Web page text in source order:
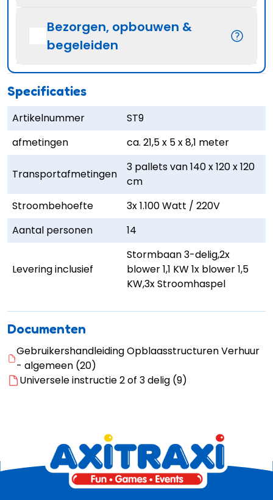
Bezorgen, opbouwen &
begeleiden
Specificaties
Artikelnummer
ST9
afmetingen
ca. 21,5 x 5 x 8,1 meter
Transportafmetingen
3 pallets van 140 x 120 x 120
cm
Stroombehoefte
3x 1.100 Watt / 220V
Aantal personen
14
Levering inclusief
Stormbaan 3-delig,2x
blower 1,1 KW 1x blower 1,5
KW,3x Stroomhaspel
Documenten
Gebruikershandleiding Opblaasstructuren Verhuur
- algemeen (20)
Universele instructie 2 of 3 delig (9)